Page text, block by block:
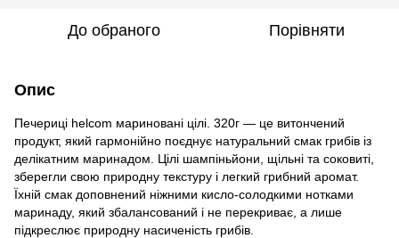
До обраного Порівняти
Опис
Печериці helcom мариновані цілі. 320г — це витончений
продукт, який гармонійно поєднує натуральний смак грибів із
делікатним маринадом. Цілі шампіньйони, щільні та соковиті,
зберегли свою природну текстуру і легкий грибний аромат.
Їхній смак доповнений ніжними кисло-солодкими нотками
маринаду, який збалансований і не перекриває, а лише
підкреслює природну насиченість грибів.